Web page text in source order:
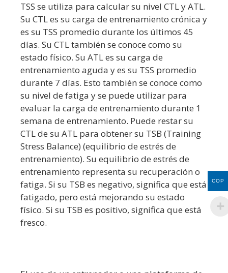
TSS se utiliza para calcular su nivel CTL y ATL.
Su CTL es su carga de entrenamiento crónica y
es su TSS promedio durante los últimos 45
días. Su CTL también se conoce como su
estado físico. Su ATL es su carga de
entrenamiento aguda y es su TSS promedio
durante 7 días. Esto también se conoce como
su nivel de fatiga y se puede utilizar para
evaluar la carga de entrenamiento durante 1
semana de entrenamiento. Puede restar su
CTL de su ATL para obtener su TSB (Training
Stress Balance) (equilibrio de estrés de
entrenamiento). Su equilibrio de estrés de
entrenamiento representa su recuperación o
fatiga. Si su TSB es negativo, significa que está
fatigado, pero está mejorando su estado
físico. Si su TSB es positivo, significa que está
fresco.
COP